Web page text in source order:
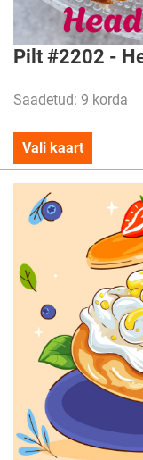
Pilt #2202 -
Saadetud: 9 korda
Vali kaart